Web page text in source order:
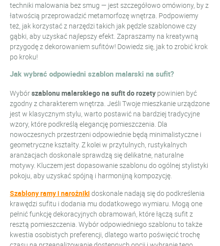
techniki malowania bez smug — jest szczegółowo omówiony, by z
łatwością przeprowadzić metamorfozę wnętrza. Podpowiemy
też, jak korzystać z narzędzi takich jak pędzle szablonowe czy
gąbki, aby uzyskać najlepszy efekt. Zapraszamy na kreatywną
przygodę z dekorowaniem sufitów! Dowiedz się, jak to zrobić krok
po kroku!
Jak wybrać odpowiedni szablon malarski na sufit?
Wybórszablonu malarskiego na sufit do rozety powinien być
zgodny z charakterem wnętrza. Jeśli Twoje mieszkanie urządzone
jest w klasycznym stylu, warto postawić na bardziej tradycyjne
wzory, które podkreślą elegancję pomieszczenia. Dla
nowoczesnych przestrzeni odpowiednie będą minimalistyczne i
geometryczne kształty. Z kolei w przytulnych, rustykalnych
aranżacjach doskonale sprawdzą się delikatne, naturalne
motywy. Kluczem jest dopasowanie szablonu do ogólnej stylistyki
pokoju, aby uzyskać spójną i harmonijną kompozycję.
Szablony ramy i narożniki doskonale nadają się do podkreślenia
krawędzi sufitu i dodania mu dodatkowego wymiaru. Mogą one
pełnić funkcję dekoracyjnych obramowań, które łączą sufit z
resztą pomieszczenia. Wybór odpowiedniego szablonu to także
kwestia osobistych preferencji, dlatego warto poświęcić trochę